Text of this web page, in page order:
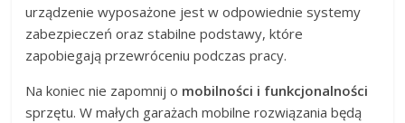
urządzenie wyposażone jest w odpowiednie systemy
zabezpieczeń oraz stabilne podstawy, które
zapobiegają przewróceniu podczas pracy.
Na koniec nie zapomnij o mobilności i funkcjonalności
sprzętu. W małych garażach mobilne rozwiązania będą